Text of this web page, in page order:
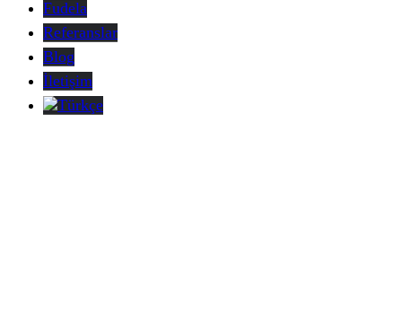
Fudela
Referanslar
Blog
İletişim
Türkçe